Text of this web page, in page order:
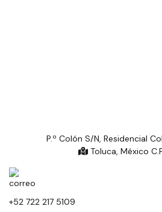
P.º Colón S/N, Residencial
Toluca, México
+52 722 217 5109